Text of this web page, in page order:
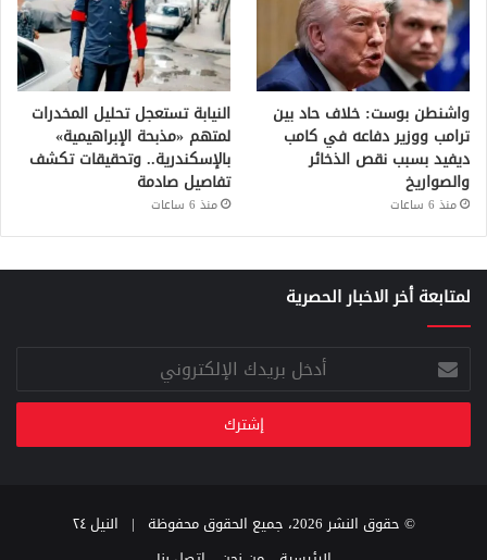
واشنطن بوست: خلاف حاد بين
ترامب ووزير دفاعه في كامب
ديفيد بسبب نقص الذخائر
والصواريخ
منذ 6 ساعات
النيابة تستعجل تحليل المخدرات
لمتهم «مذبحة الإبراهيمية»
بالإسكندرية.. وتحقيقات تكشف
تفاصيل صادمة
منذ 6 ساعات
لمتابعة أخر الاخبار الحصرية
أدخل
بريدك
الإلكتروني
© حقوق النشر 2026، جميع الحقوق محفوظة |
النيل ٢٤